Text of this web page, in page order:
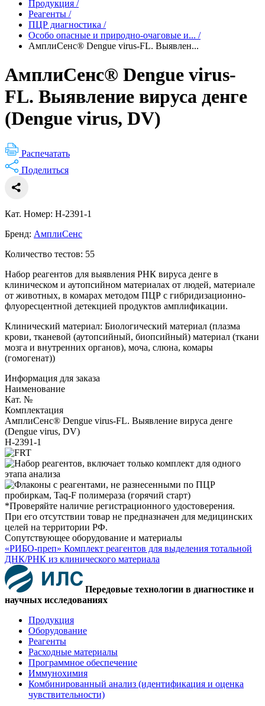
Продукция /
Реагенты /
ПЦР диагностика /
Особо опасные и природно-очаговые и... /
АмплиСенс® Dengue virus-FL. Выявлен...
АмплиСенс® Dengue virus-
FL. Выявление вируса денге
(Dengue virus, DV)
Распечатать
Поделиться
Кат. Номер: Н-2391-1
Бренд: АмплиСенс
Количество тестов: 55
Набор реагентов для выявления РНК вируса денге в
клиническом и аутопсийном материалах от людей, материале
от животных, в комарах методом ПЦР с гибридизационно-
флуоресцентной детекцией продуктов амплификации.
Клинический материал: Биологический материал (плазма
крови, тканевой (аутопсийный, биопсийный) материал (ткани
мозга и внутренних органов), моча, слюна, комары
(гомогенат))
Информация для заказа
Наименование
Кат. №
Комплектация
АмплиСенс® Dengue virus-FL. Выявление вируса денге
(Dengue virus, DV)
Н-2391-1
*Проверяйте наличие регистрационного удостоверения.
При его отсутствии товар не предназначен для медицинских
целей на территории РФ.
Сопутствующее оборудование и материалы
«РИБО-преп» Комплект реагентов для выделения тотальной
ДНК/РНК из клинического материала
Передовые технологии в диагностике и
научных исследованиях
Продукция
Оборудование
Реагенты
Расходные материалы
Программное обеспечение
Иммунохимия
Комбинированный анализ (идентификация и оценка
чувствительности)